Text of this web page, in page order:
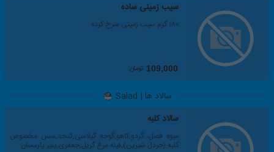
سیب زمینی ساده
۱۸۰ گرم سیب زمینی سرخ کرده
109,000 تومان
سالاد ها | Salad
سالاد کلبه
میوه فصل، گردو,کاهو,گوجه گیلاسی,کنجد,سس مخصوص
کلبه (خردل شیرین),فیله مرغ گریل,جعفری,پنیر پارمسان